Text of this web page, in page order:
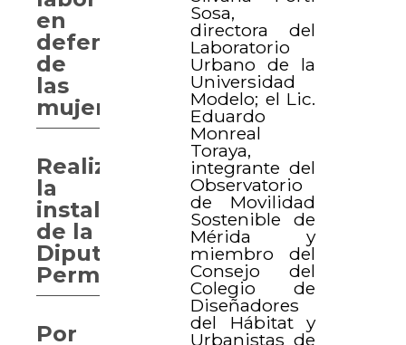
Sosa,
directora del
Laboratorio
Urbano de la
Universidad
Modelo; el Lic.
Eduardo
Monreal
Toraya,
integrante del
Observatorio
de Movilidad
Sostenible de
Mérida y
miembro del
Consejo del
Colegio de
Diseñadores
del Hábitat y
Urbanistas de
en
defensa
de
las
mujeres
Realizan
la
instalación
de la
Diputación
Permanente
Por